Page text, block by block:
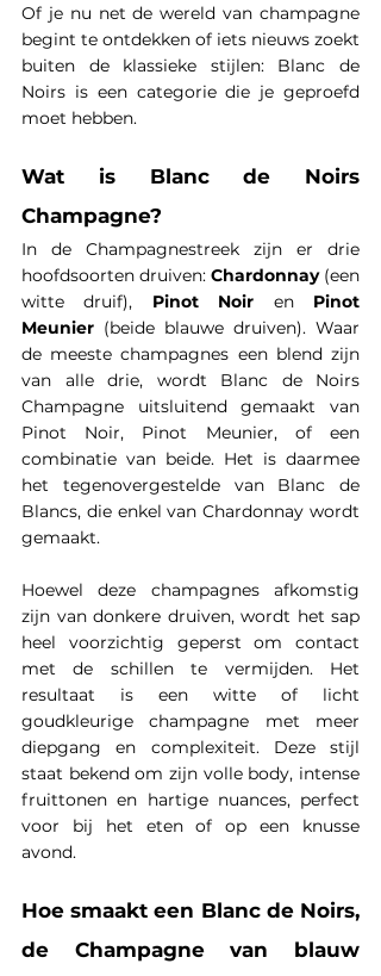
Of je nu net de wereld van champagne
begint te ontdekken of iets nieuws zoekt
buiten de klassieke stijlen: Blanc de
Noirs is een categorie die je geproefd
moet hebben.
Wat is Blanc de Noirs
Champagne?
In de Champagnestreek zijn er drie
hoofdsoorten druiven: Chardonnay (een
witte druif), Pinot Noir en Pinot
Meunier (beide blauwe druiven). Waar
de meeste champagnes een blend zijn
van alle drie, wordt Blanc de Noirs
Champagne uitsluitend gemaakt van
Pinot Noir, Pinot Meunier, of een
combinatie van beide. Het is daarmee
het tegenovergestelde van Blanc de
Blancs, die enkel van Chardonnay wordt
gemaakt.
Hoewel deze champagnes afkomstig
zijn van donkere druiven, wordt het sap
heel voorzichtig geperst om contact
met de schillen te vermijden. Het
resultaat is een witte of licht
goudkleurige champagne met meer
diepgang en complexiteit. Deze stijl
staat bekend om zijn volle body, intense
fruittonen en hartige nuances, perfect
voor bij het eten of op een knusse
avond.
Hoe smaakt een Blanc de Noirs,
de Champagne van blauw